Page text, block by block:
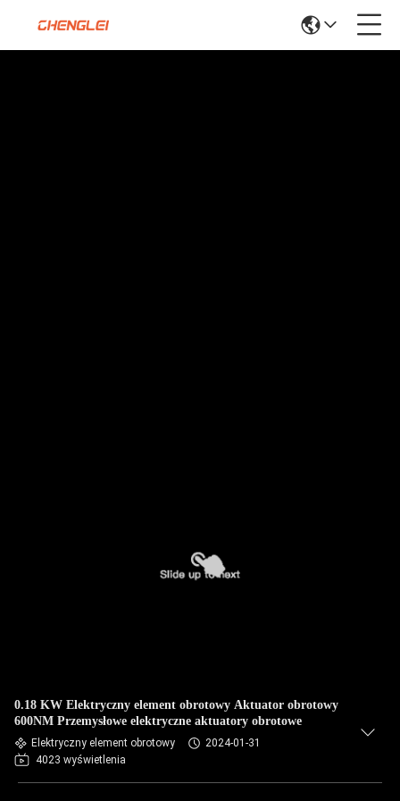
0.18 KW Elektryczny element obrotowy Aktuator obrotowy
600NM Przemysłowe elektryczne aktuatory obrotowe
Elektryczny element obrotowy
2024-01-31
4023 wyświetlenia